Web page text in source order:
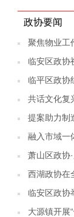
政协要闻
聚焦物业工
临安区政协
临平区政协
共话文化复
提案助力制
融入市域一
萧山区政协
西湖政协在
临安区政协
大源镇开展